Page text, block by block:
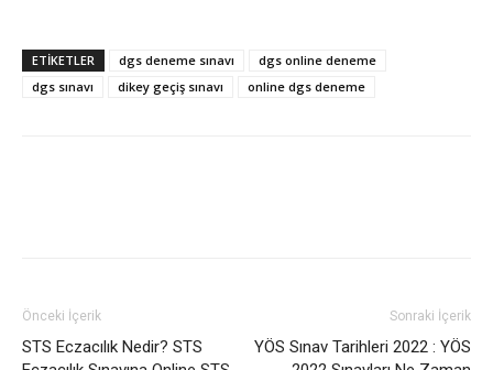
ETIKETLER dgs deneme sınavı
dgs online deneme
dgs sınavı
dikey geçiş sınavı online dgs deneme
Önceki İçerik
STS Eczacılık Nedir? STS
Sonraki İçerik
YÖS Sınav Tarihleri 2022 : YÖS